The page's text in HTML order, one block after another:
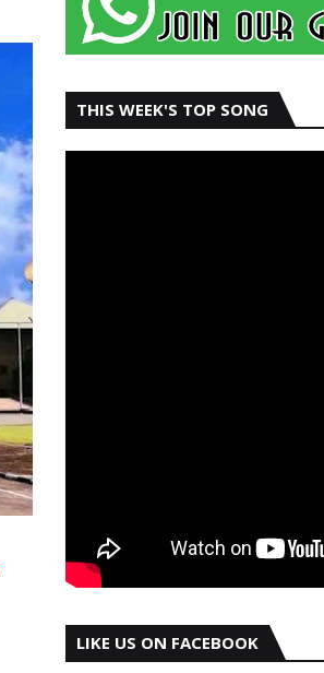
THIS WEEK'S TOP SONG
LIKE US ON FACEBOOK